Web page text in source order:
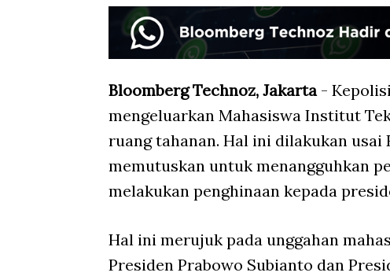
Bloomberg Technoz, Jakarta-
mengeluarkan Mahasiswa Institut
ruang tahanan. Hal ini dilakukan usai
memutuskan untuk menangguhkan
melakukan penghinaan kepada
Hal ini merujuk pada unggahan
Presiden Prabowo Subianto dan